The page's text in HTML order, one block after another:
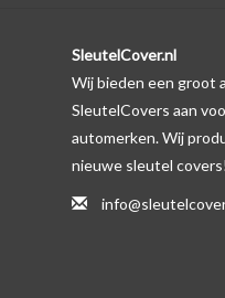
SleutelCover.nl
Wij bieden een groot
SleutelCovers aan
automerken. Wij
nieuwe sleutel covers!